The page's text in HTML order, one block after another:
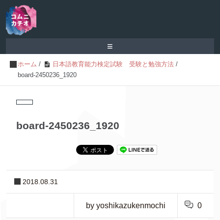
≡
ホーム / 日本語教育能力検定試験 受験と勉強方法 /
board-2450236_1920
board-2450236_1920
2018.08.31
by yoshikazukenmochi 0